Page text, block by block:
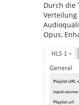
Durch die
Verteilung
Opus,